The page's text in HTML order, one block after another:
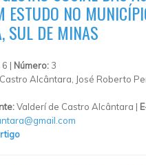
ESTUDO NO
SUL DE MINAS
6 | Número: 3
Alcântara, José Roberto
Valderí de Castro Alcântara |